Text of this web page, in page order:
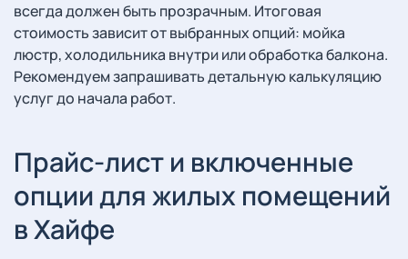
всегда должен быть прозрачным. Итоговая
стоимость зависит от выбранных опций: мойка
люстр, холодильника внутри или обработка балкона.
Рекомендуем запрашивать детальную калькуляцию
услуг до начала работ.
Прайс-лист и включенные
опции для жилых помещений
в Хайфе